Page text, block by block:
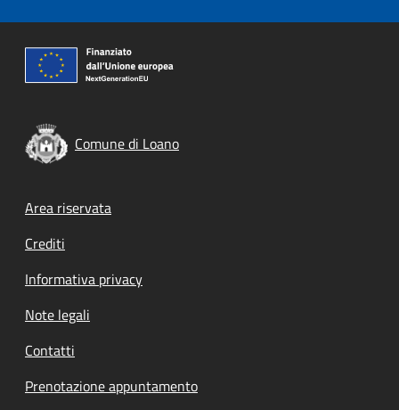
Comune di Loano
Footer menu
Area riservata
Crediti
Informativa privacy
Note legali
Contatti
Prenotazione appuntamento